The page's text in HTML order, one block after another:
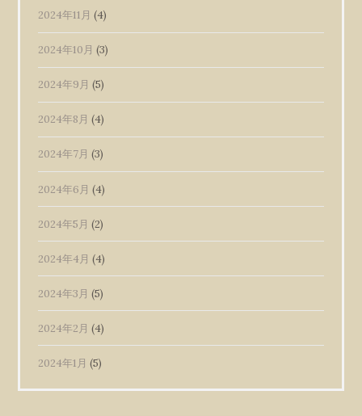
2024年11月 (4)
2024年10月 (3)
2024年9月 (5)
2024年8月 (4)
2024年7月 (3)
2024年6月 (4)
2024年5月 (2)
2024年4月 (4)
2024年3月 (5)
2024年2月 (4)
2024年1月 (5)